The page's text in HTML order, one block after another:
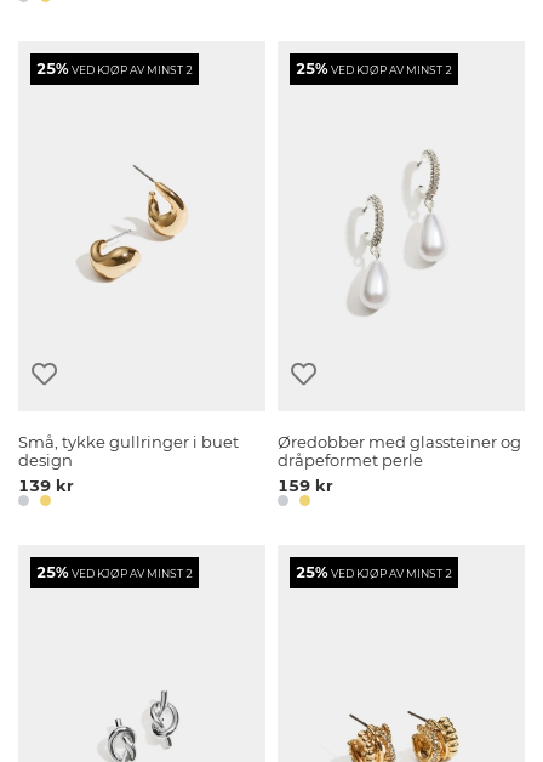
25%VED KJØP AV MINST 2
Små, tykke gullringer i buet
design
139 kr
25%VED KJØP AV MINST 2
Øredobber med glassteiner og
dråpeformet perle
159 kr
25%VED KJØP AV MINST 2 25%VED KJØP AV MINST 2